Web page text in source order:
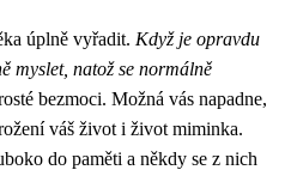
úplně vyřadit. Když je opravdu
myslet, natož se normálně
bezmoci. Možná vás napadne,
váš život i život miminka.
do paměti a někdy se z nich